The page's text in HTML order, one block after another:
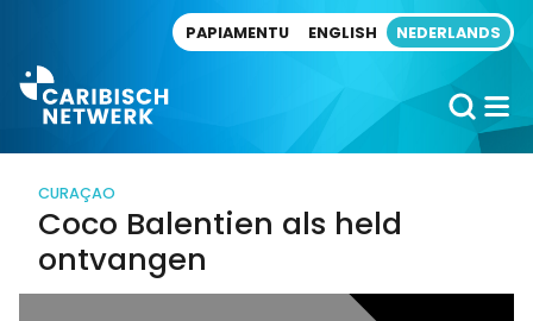
PAPIAMENTU ENGLISH NEDERLANDS
CURAÇAO
Coco Balentien als held
ontvangen